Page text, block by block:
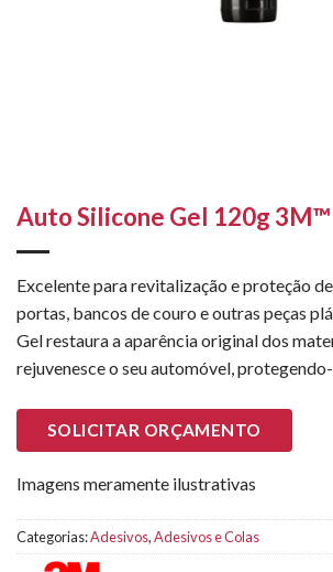
Auto Silicone Gel 120g 3M™
Excelente para revitalização e proteção
portas, bancos de couro e outras peças
Gel restaura a aparência original dos
rejuvenesce o seu automóvel,
SOLICITAR ORÇAMENTO
Imagens meramente ilustrativas
Categorias:Adesivos,Adesivos e Colas